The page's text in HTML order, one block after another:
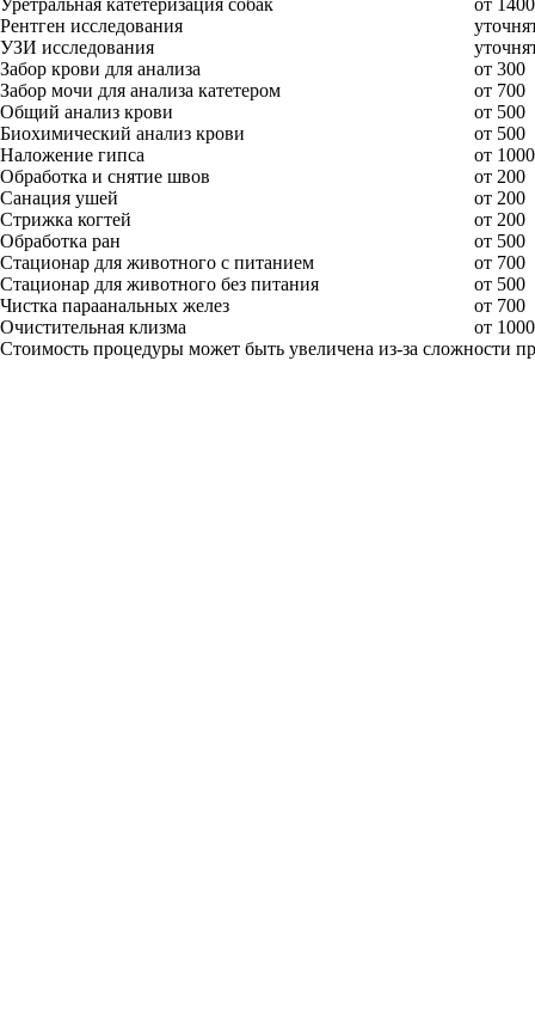
Уретральная катетеризация собак
от 1400
Рентген исследования
УЗИ исследования
Забор крови для анализа
от 300
Забор мочи для анализа катетером
от 700
Общий анализ крови
от 500
Биохимический анализ крови
от 500
Наложение гипса
от 1000
Обработка и снятие швов
от 200
Санация ушей
от 200
Стрижка когтей
от 200
Обработка ран
от 500
Стационар для животного с питанием
от 700
Стационар для животного без питания
от 500
Чистка параанальных желез
от 700
Очистительная клизма
от 1000
Стоимость процедуры может быть увеличена из-за сложности